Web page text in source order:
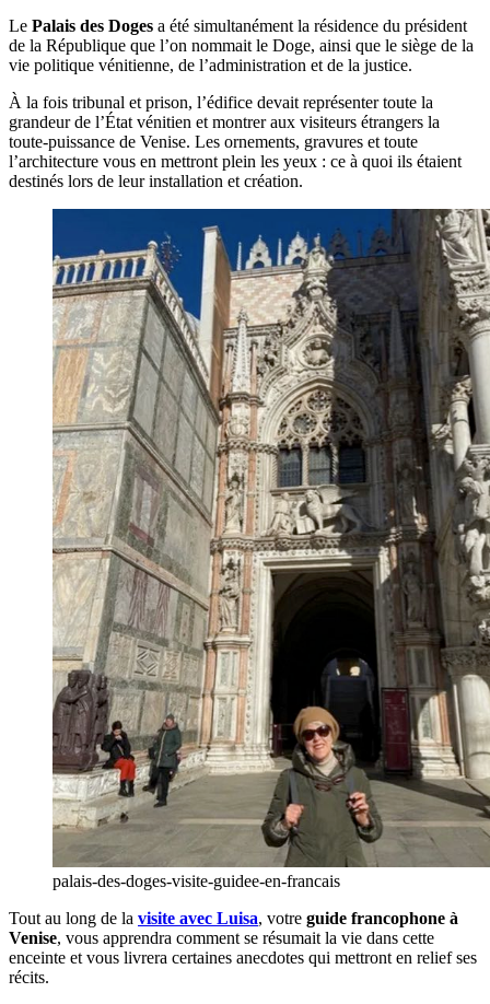
Le Palais des Doges a été simultanément la résidence du président
de la République que l’on nommait le Doge, ainsi que le siège de la
vie politique vénitienne, de l’administration et de la justice.
À la fois tribunal et prison, l’édifice devait représenter toute la
grandeur de l’État vénitien et montrer aux visiteurs étrangers la
toute-puissance de Venise. Les ornements, gravures et toute
l’architecture vous en mettront plein les yeux : ce à quoi ils étaient
destinés lors de leur installation et création.
palais-des-doges-visite-guidee-en-francais
Tout au long de la visite avec Luisa, votre guide francophone à
Venise, vous apprendra comment se résumait la vie dans cette
enceinte et vous livrera certaines anecdotes qui mettront en relief ses
récits.